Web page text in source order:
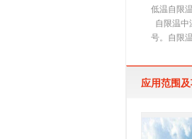
低温自限
自限温
号。自限
电
应用范围